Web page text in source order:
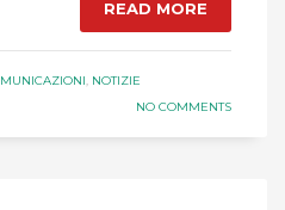
READ MORE
, NOTIZIE
NO COMMENTS